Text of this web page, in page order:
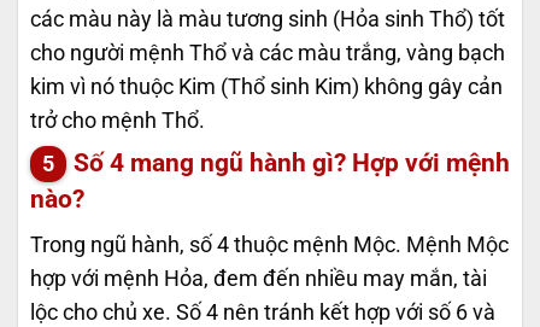
các màu này là màu tương sinh (Hỏa sinh Thổ) tốt
cho người mệnh Thổ và các màu trắng, vàng bạch
kim vì nó thuộc Kim (Thổ sinh Kim) không gây cản
trở cho mệnh Thổ.
Số 4 mang ngũ hành gì? Hợp với mệnh
nào?
Trong ngũ hành, số 4 thuộc mệnh Mộc. Mệnh Mộc
hợp với mệnh Hỏa, đem đến nhiều may mắn, tài
lộc cho chủ xe. Số 4 nên tránh kết hợp với số 6 và